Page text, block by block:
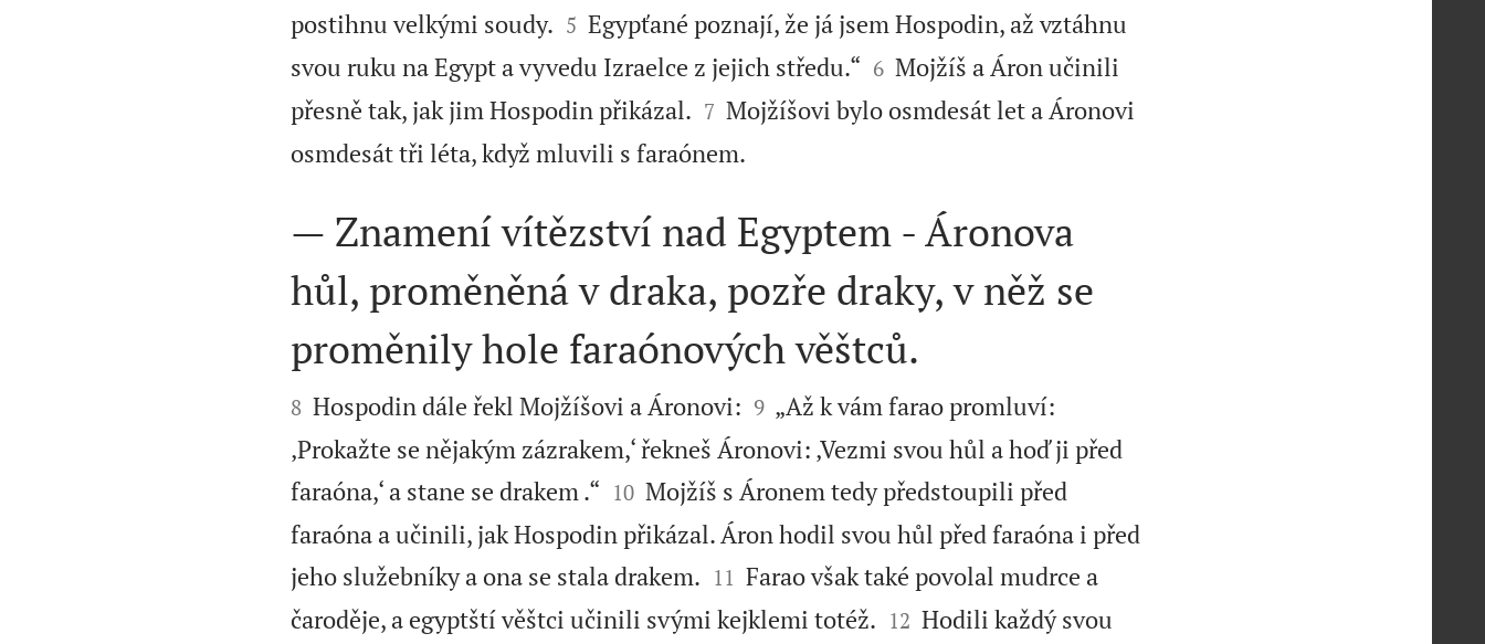
postihnu velkými soudy.
5 Egypťané poznají, že já jsem Hospodin, až vztáhnu
svou ruku na Egypt a vyvedu Izraelce z jejich středu.“
6 Mojžíš a Áron učinili
přesně tak, jak jim Hospodin přikázal.
7 Mojžíšovi bylo osmdesát let a Áronovi
osmdesát tři léta, když mluvili s faraónem.

— Znamení vítězství nad Egyptem - Áronova
hůl, proměněná v draka, pozře draky, v něž se
proměnily hole faraónových věštců.

8 Hospodin dále řekl Mojžíšovi a Áronovi:
9 „Až k vám farao promluví:
‚Prokažte se nějakým zázrakem,‘ řekneš Áronovi: ‚Vezmi svou hůl a hoď ji před
faraóna,‘ a stane se drakem .“
10 Mojžíš s Áronem tedy předstoupili před
faraóna a učinili, jak Hospodin přikázal. Áron hodil svou hůl před faraóna i před
jeho služebníky a ona se stala drakem.
11 Farao však také povolal mudrce a
čaroděje, a egyptští věštci učinili svými kejklemi totéž.
12 Hodili každý svou